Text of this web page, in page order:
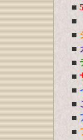
■
■
■
■
■
■
■
■
■
■